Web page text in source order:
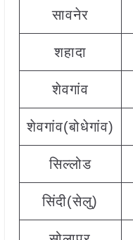
सावनेर
शहादा
शेवगांव
शेवगांव(बोधेगांव)
सिल्लोड
सिंदी(सेलु)